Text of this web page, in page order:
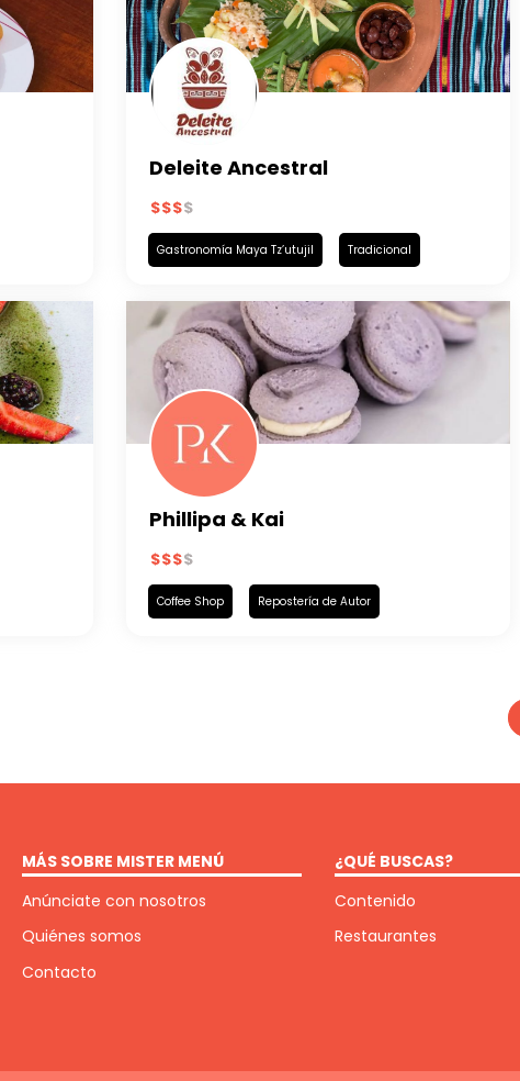
Deleite Ancestral
Gastronomía Maya Tz’utujil Tradicional
Phillipa & Kai
Coffee Shop Repostería de Autor
MÁS SOBRE MISTER MENÚ
Anúnciate con nosotros
Quiénes somos
Contacto
¿QUÉ BUSCAS?
Contenido
Restaurantes